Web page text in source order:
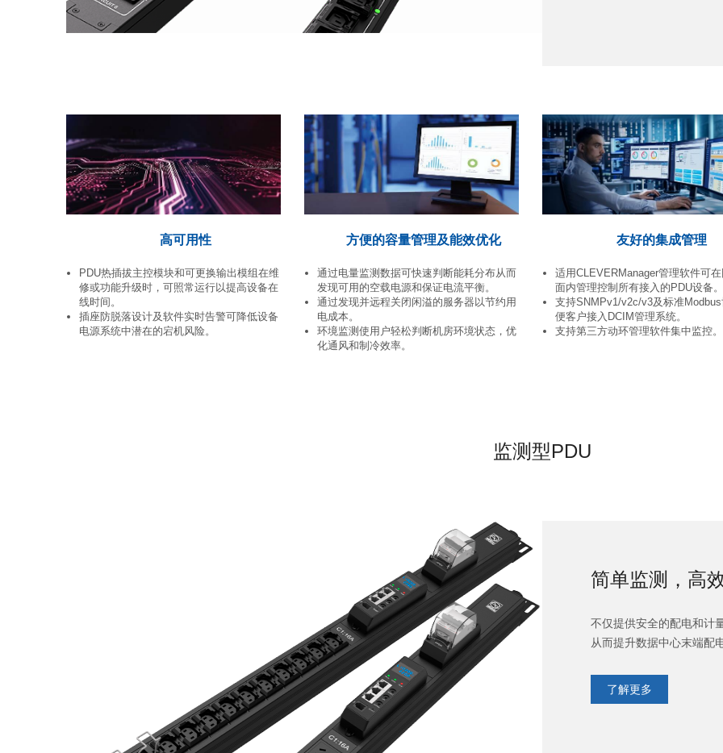
高可用性
PDU热插拔主控模块和可更换输出模组在维
修或功能升级时，可照常运行以提高设备在
线时间。
插座防脱落设计及软件实时告警可降低设备
电源系统中潜在的宕机风险。
方便的容量管理及能效优化
通过电量监测数据可快速判断能耗分布从而
发现可用的空载电源和保证电流平衡。
通过发现并远程关闭闲溢的服务器以节约用
电成本。
环境监测使用户轻松判断机房环境状态，优
化通风和制冷效率。
友好的集成管理
适用CLEVERManager管理软件可
面内管理控制所有接入的PDU设备。
支持SNMPv1/v2c/v3及标准
便客户接入DCIM管理系统。
支持第三方动环管理软件集中监控。
监测型PDU
简单监测，高
不仅提供安全的配电和计
从而提升数据中心末端配
了解更多